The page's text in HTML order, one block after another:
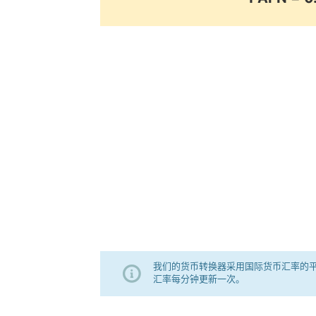
我们的货币转换器采用国际货币汇率的平
汇率每分钟更新一次。